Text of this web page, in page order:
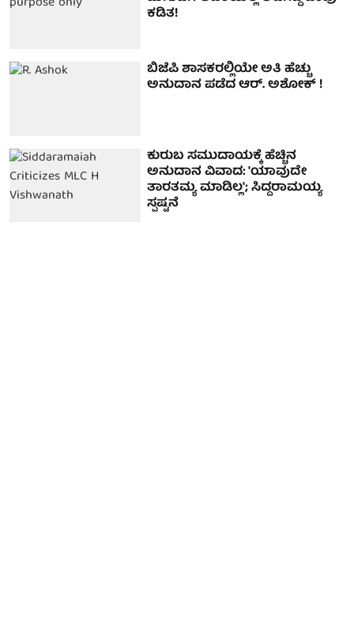
ಕಡಿತ!
ಬಿಜೆಪಿ ಶಾಸಕರಲ್ಲಿಯೇ ಅತಿ ಹೆಚ್ಚು
ಅನುದಾನ ಪಡೆದ ಆರ್. ಅಶೋಕ್ !
ಕುರುಬ ಸಮುದಾಯಕ್ಕೆ ಹೆಚ್ಚಿನ
ಅನುದಾನ ವಿವಾದ: 'ಯಾವುದೇ
ತಾರತಮ್ಯ ಮಾಡಿಲ್ಲ'; ಸಿದ್ದರಾಮಯ್ಯ
ಸ್ಪಷ್ಟನೆ